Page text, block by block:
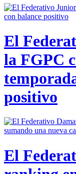
El
la FGPC
positivo
El